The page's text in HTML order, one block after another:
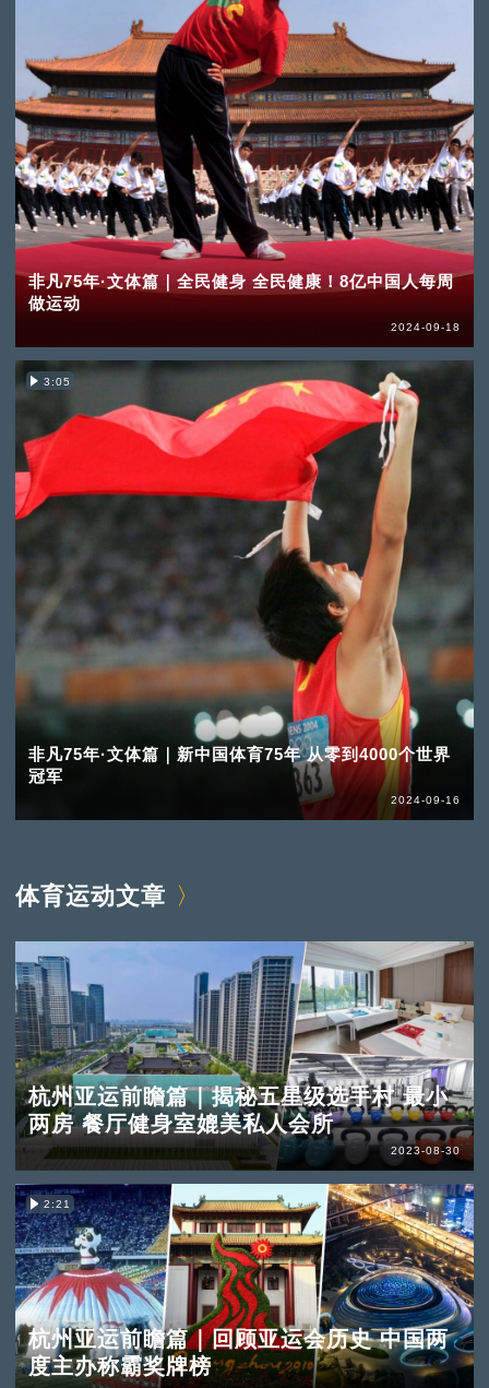
非凡75年·文体篇｜全民健身 全民健康！8亿中国人每周
做运动
2024-09-18
3:05
非凡75年·文体篇｜新中国体育75年 从零到4000个世界
冠军
2024-09-16
体育运动文章
杭州亚运前瞻篇｜揭秘五星级选手村 最小
两房 餐厅健身室媲美私人会所
2023-08-30
2:21
杭州亚运前瞻篇｜回顾亚运会历史 中国两
度主办称霸奖牌榜